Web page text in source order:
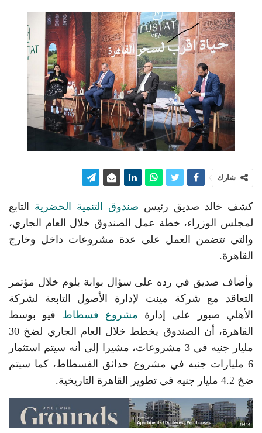
شارك
كشف خالد صديق رئيس صندوق التنمية الحضرية التابع
لمجلس الوزراء، خطة عمل الصندوق خلال العام الجاري،
والتي تتضمن العمل على عدة مشروعات داخل وخارج
القاهرة.
وأضاف صديق في رده على سؤال بوابة بلوم خلال مؤتمر
التعاقد مع شركة مينت لإدارة الأصول التابعة لشركة
الأهلي صبور على إدارة مشروع فسطاط فيو بوسط
القاهرة، أن الصندوق يخطط خلال العام الجاري لضخ 30
مليار جنيه في 3 مشروعات، مشيرا إلى أنه سيتم استثمار
6 مليارات جنيه في مشروع حدائق الفسطاط، كما سيتم
ضخ 4.2 مليار جنيه في تطوير القاهرة التاريخية.